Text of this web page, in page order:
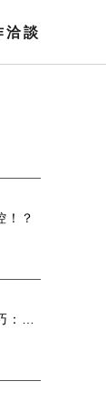
洽談
！？